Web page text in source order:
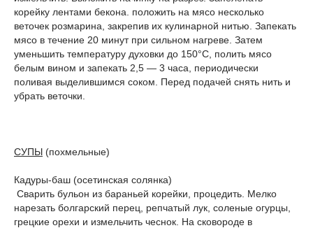
корейку лентами бекона. положить на мясо несколько
веточек розмарина, закрепив их кулинарной нитью. Запекать
мясо в течение 20 минут при сильном нагреве. Затем
уменьшить температуру духовки до 150°С, полить мясо
белым вином и запекать 2,5 — 3 часа, периодически
поливая выделившимся соком. Перед подачей снять нить и
убрать веточки.
СУПЫ (похмельные)
Кадуры-баш (осетинская солянка)
Сварить бульон из бараньей корейки, процедить. Мелко
нарезать болгарский перец, репчатый лук, соленые огурцы,
грецкие орехи и измельчить чеснок. На сковороде в